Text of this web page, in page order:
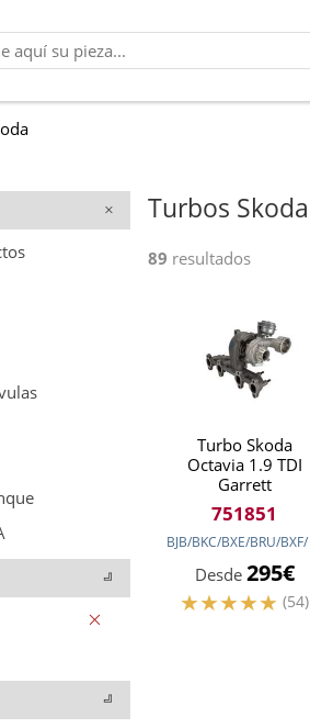
Turbos Skoda
89 resultados
Turbo Skoda
Octavia 1.9 TDI
Garrett
751851
BJB/BKC/BXE/BRU/BXF/
Desde 295€
(54)